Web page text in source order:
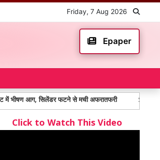
Friday, 7 Aug 2026
Epaper
सिलेंडर फटने से मची अफरातफरी Social Media
Click to Watch This Video